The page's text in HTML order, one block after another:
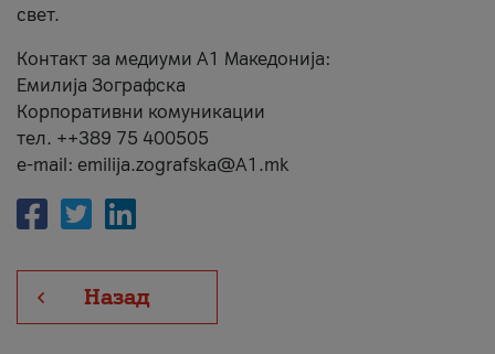
свет.
Контакт за медиуми А1 Македонија:
Емилија Зографска
Корпоративни комуникации
тел. ++389 75 400505
e-mail: emilija.zografska@A1.mk
Назад